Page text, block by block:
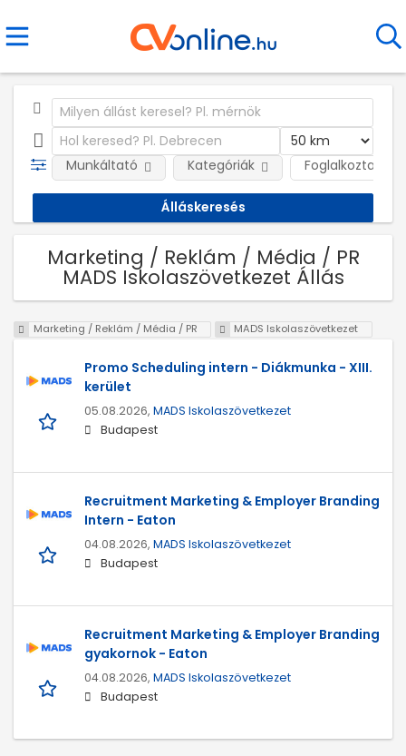
Foglalkoztatás
Munkáltató Kategóriák
Marketing / Reklám / Média / PR
MADS Iskolaszövetkezet Állás
Marketing / Reklám / Média / PR MADS Iskolaszövetkezet
Promo Scheduling intern - Diákmunka - XIII.
kerület
05.08.2026, MADS Iskolaszövetkezet
Budapest
Recruitment Marketing & Employer Branding
Intern - Eaton
04.08.2026, MADS Iskolaszövetkezet
Budapest
Recruitment Marketing & Employer Branding
gyakornok - Eaton
04.08.2026, MADS Iskolaszövetkezet
Budapest